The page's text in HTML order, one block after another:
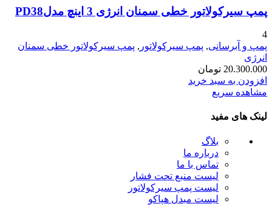
پمپ سیرکولاتور خطی سمنان انرژی 3 اینچ مدلPD38
4
پمپ و آبرسانی, پمپ سیرکولاتور , پمپ سیرکولاتور خطی سمنان
انرژی
20.300.000 تومان
افزودن به سبد خرید
مشاهده سریع
لینک های مفید
بلاگ
درباره ما
تماس با ما
لیست منبع تحت فشار
لیست پمپ سیرکولاتور
لیست مبدل هپاکو